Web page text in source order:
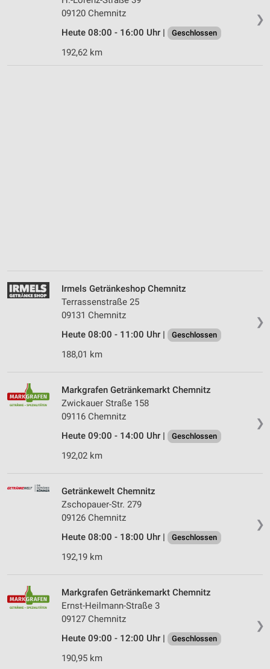
❯
09120 Chemnitz
Heute 08:00 - 16:00 Uhr |
Geschlossen
192,62 km
❯
Irmels Getränkeshop Chemnitz
Terrassenstraße 25
09131 Chemnitz
Heute 08:00 - 11:00 Uhr |
Geschlossen
188,01 km
❯
Markgrafen Getränkemarkt Chemnitz
Zwickauer Straße 158
09116 Chemnitz
Heute 09:00 - 14:00 Uhr |
Geschlossen
192,02 km
❯
Getränkewelt Chemnitz
Zschopauer-Str. 279
09126 Chemnitz
Heute 08:00 - 18:00 Uhr |
Geschlossen
192,19 km
❯
Markgrafen Getränkemarkt Chemnitz
Ernst-Heilmann-Straße 3
09127 Chemnitz
Heute 09:00 - 12:00 Uhr |
Geschlossen
190,95 km